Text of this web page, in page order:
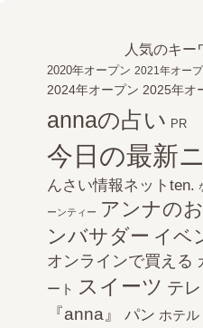
人気のキー
2020年オープン 2021年オー
2024年オープン 2025年オ
annaの占い PR
今日の最新
んさい情報ネットten.
ーンティー アンナの
ンバサダー イベ
オンラインで買える
ート
スイーツ テ
『anna』
パン ホテル